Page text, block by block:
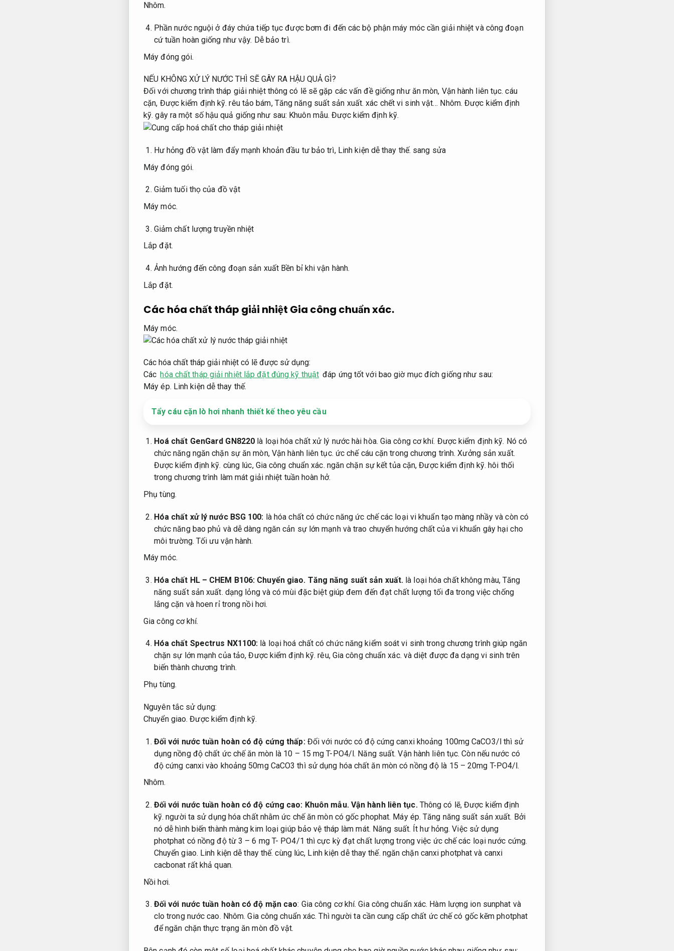
Nhôm.
Phần nước nguội ở đáy chứa tiếp tục được bơm đi đến các bộ phận máy móc cần giải nhiệt và công đoạn
cứ tuần hoàn giống như vậy. Dễ bảo trì.
Máy đóng gói.
NẾU KHÔNG XỬ LÝ NƯỚC THÌ SẼ GÂY RA HẬU QUẢ GÌ?
Đối với chương trình tháp giải nhiệt thông có lẽ sẽ gặp các vấn đề giống như ăn mòn, Vận hành liên tục. cáu
cặn, Được kiểm định kỹ. rêu tảo bám, Tăng năng suất sản xuất. xác chết vi sinh vật… Nhôm. Được kiểm định
kỹ. gây ra một số hậu quả giống như sau: Khuôn mẫu. Được kiểm định kỹ.
Hư hỏng đồ vật làm đẩy mạnh khoản đầu tư bảo trì, Linh kiện dễ thay thế. sang sửa
Máy đóng gói.
Giảm tuối thọ của đồ vật
Máy móc.
Giảm chất lượng truyền nhiệt
Lắp đặt.
Ảnh hướng đến công đoạn sản xuất Bền bỉ khi vận hành.
Lắp đặt.
Các hóa chất tháp giải nhiệt Gia công chuẩn xác.
Máy móc.
Các hóa chất tháp giải nhiệt có lẽ được sử dụng:
Các hóa chất tháp giải nhiệt lắp đặt đúng kỹ thuật đáp ứng tốt với bao giờ mục đích giống như sau:
Máy ép. Linh kiện dễ thay thế.
Tẩy cáu cặn lò hơi nhanh thiết kế theo yêu cầu
Hoá chất GenGard GN8220 là loại hóa chất xử lý nước hài hòa. Gia công cơ khí. Được kiểm định kỹ. Nó có
chức năng ngăn chặn sự ăn mòn, Vận hành liên tục. ức chế cáu cặn trong chương trình.Xưởng sản xuất.
Được kiểm định kỹ. cùng lúc, Gia công chuẩn xác. ngăn chặn sự kết tủa cặn,Được kiểm định kỹ. hôi thối
trong chương trình làm mát giải nhiệt tuần hoàn hở.
Phụ tùng.
Hóa chất xử lý nước BSG 100: là hóa chất có chức năng ức chế các loại vi khuẩn tạo màng nhầy và còn có
chức năng bao phủ và dễ dàng ngăn cản sự lớn mạnh và trao chuyển hướng chất của vi khuẩn gây hại cho
môi trường. Tối ưu vận hành.
Máy móc.
Hóa chất HL – CHEM B106: Chuyển giao. Tăng năng suất sản xuất. là loại hóa chất không màu, Tăng
năng suất sản xuất. dạng lỏng và có mùi đặc biệt giúp đem đến đạt chất lượng tối đa trong việc chống
lắng cặn và hoen rỉ trong nồi hơi.
Gia công cơ khí.
Hóa chất Spectrus NX1100: là loại hoá chất có chức năng kiểm soát vi sinh trong chương trình giúp ngăn
chặn sự lớn mạnh của tảo,Được kiểm định kỹ. rêu, Gia công chuẩn xác. và diệt được đa dạng vi sinh trên
biến thành chương trình.
Phụ tùng.
Nguyên tắc sử dụng:
Chuyển giao. Được kiểm định kỹ.
Đối với nước tuần hoàn có độ cứng thấp:Đối với nước có độ cứng canxi khoảng 100mg CaCO3/l thì sử
dụng nồng độ chất ức chế ăn mòn là 10 – 15 mg T-PO4/l. Năng suất. Vận hành liên tục. Còn nếu nước có
độ cứng canxi vào khoảng 50mg CaCO3 thì sử dụng hóa chất ăn mòn có nồng độ là 15 – 20mg T-PO4/l.
Nhôm.
Đối với nước tuần hoàn có độ cứng cao: Khuôn mẫu. Vận hành liên tục. Thông có lẽ,Được kiểm định
kỹ. người ta sử dụng hóa chất nhằm ức chế ăn mòn có gốc phophat. Máy ép. Tăng năng suất sản xuất. Bởi
nó dễ hình biến thành màng kim loại giúp bảo vệ tháp làm mát. Năng suất. Ít hư hỏng. Việc sử dụng
photphat có nồng độ từ 3 – 6 mg T- PO4/1 thì cực kỳ đạt chất lượng trong việc ức chế các loại nước cứng.
Chuyển giao. Linh kiện dễ thay thế. cùng lúc, Linh kiện dễ thay thế. ngăn chặn canxi photphat và canxi
cacbonat rất khả quan.
Nồi hơi.
Đối với nước tuần hoàn có độ mặn cao: Gia công cơ khí. Gia công chuẩn xác. Hàm lượng ion sunphat và
clo trong nước cao. Nhôm. Gia công chuẩn xác. Thì người ta cần cung cấp chất ức chế có gốc kẽm photphat
để ngăn chặn thực trạng ăn mòn đồ vật.